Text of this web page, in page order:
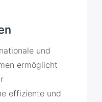
und
ermöglicht
effiziente und